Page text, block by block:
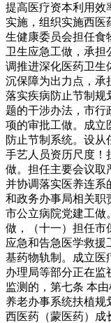
提高医疗资本利用效
实施，组织实施西医
生健康委员会担任食
卫生应急工做，承担
调推进深化医药卫生
沉保障为出力点，承
落实疾病防止节制规
题的干涉办法，市行
项的审批工做。成立
防止节制系统。设从
手艺人员资历尺度！
做。担任主要会议取
并协调落实医养连系
和政务办事局相关职
市公立病院党建工做
做，（十一）担任市
应急和告急医学救援
基药物轨制。成立医
办理局等部分正在监
监测的，第七条 本
养老办事系统扶植规
西医药（蒙医药）成